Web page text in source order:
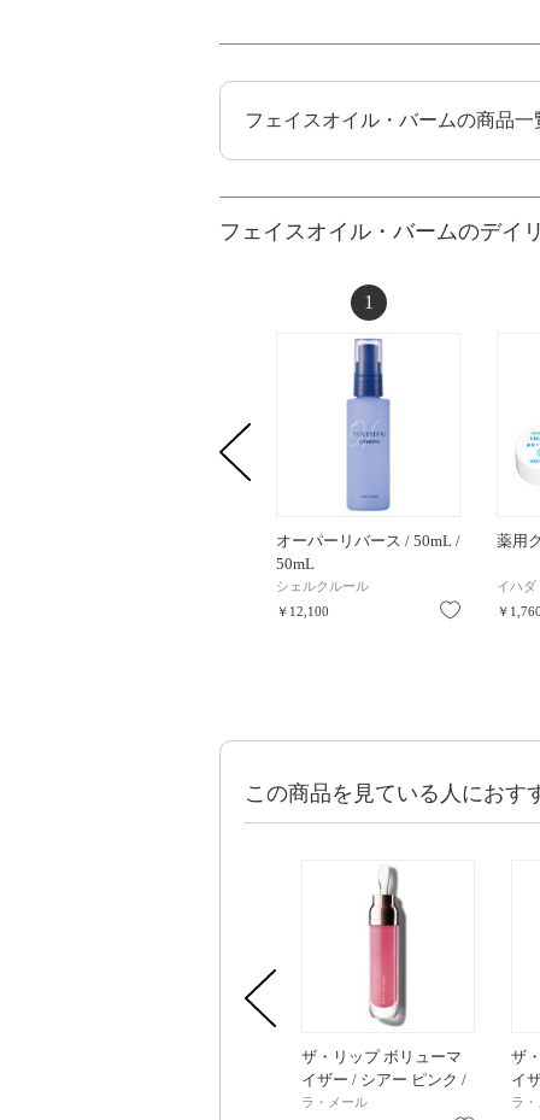
フェイスオイル・バームの商品一
フェイスオイル・バームのデイ
1
オーパーリバース / 50mL /
50mL
シェルクルール
￥12,100
お気に入り
薬用
イハダ
￥
この商品を見ている人におす
ザ・リップ ボリューマ
イザー / シアー ピンク /
7mL
ラ・メール
ザ
イ
/ラ